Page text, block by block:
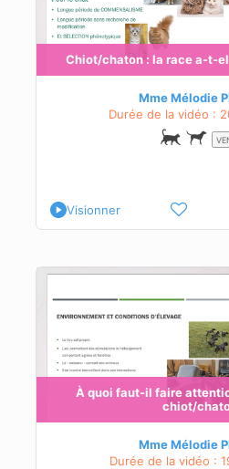
Chiot/chaton : la race a-t-
Mme Mélodie
Durée de la vidéo :
Visionner
À quoi faut-il faire
chiot/
Mme Mélodie
Durée de la vidéo :